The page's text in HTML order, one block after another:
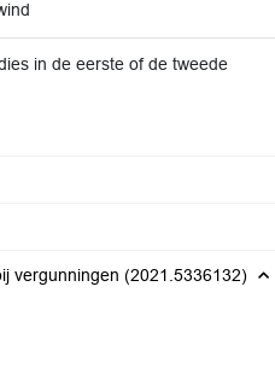
in de eerste of de tweede
vergunningen (2021.5336132)